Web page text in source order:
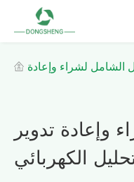
الشامل لشراء وإعادة
وإعادة تدوير